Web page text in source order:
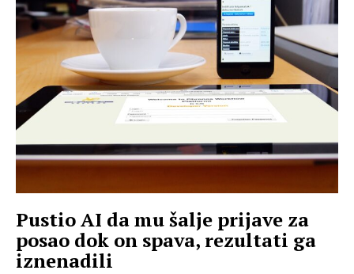
Pustio AI da mu šalje prijave za
posao dok on spava, rezultati ga
iznenadili